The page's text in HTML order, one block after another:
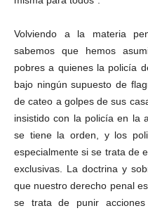
Volviendo a la materia
sabemos que hemos
pobres a quienes la policía
bajo ningún supuesto de
de cateo a golpes de sus
insistido con la policía en la
se tiene la orden, y los
especialmente si se trata de
exclusivas. La doctrina y
que nuestro derecho penal
se trata de punir